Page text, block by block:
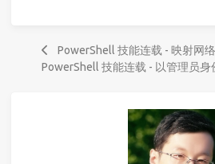
PowerShell 技能连载 - 映射网
PowerShell 技能连载 - 以管理员